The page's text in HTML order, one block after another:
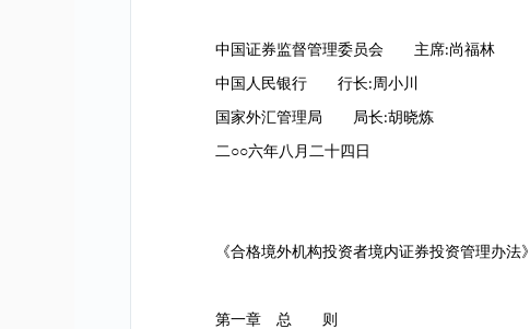
中国证券监督管理委员会 主席:尚福林
中国人民银行 行长:周小川
国家外汇管理局 局长:胡晓炼
二○○六年八月二十四日
《合格境外机构投资者境内证券投资管理办法》
第一章 总 则